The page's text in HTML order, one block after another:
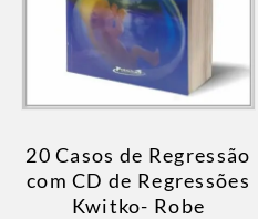
20 Casos de Regressão
com CD de Regressões
Kwitko- Robe